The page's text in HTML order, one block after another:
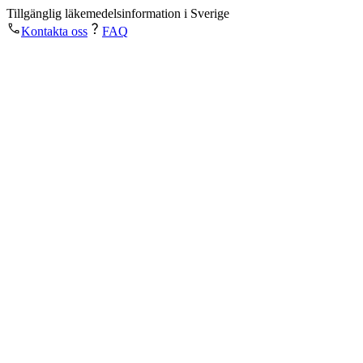
Tillgänglig läkemedelsinformation i Sverige
Kontakta oss
FAQ